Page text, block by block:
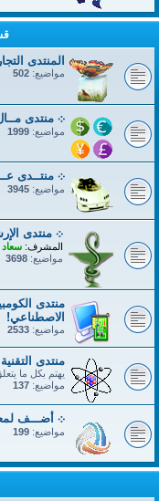
المنتدى
مواضيع: 502
܀ منتدى
مواضيع: 1999
܀ منتــدى
مواضيع: 3945
܀ منتدى
المشرف: سعاد
مواضيع: 3698
الاصطناعي!
مواضيع: 2533
منتدى
يهتم بكل ما
مواضيع: 137
܀ أضـــف
مواضيع: 199